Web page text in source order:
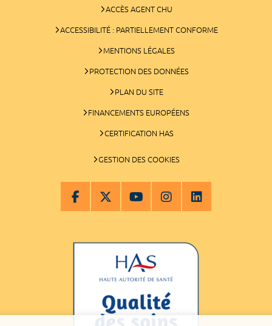
ACCÈS AGENT CHU
ACCESSIBILITÉ : PARTIELLEMENT CONFORME
MENTIONS LÉGALES
PROTECTION DES DONNÉES
PLAN DU SITE
FINANCEMENTS EUROPÉENS
CERTIFICATION HAS
GESTION DES COOKIES